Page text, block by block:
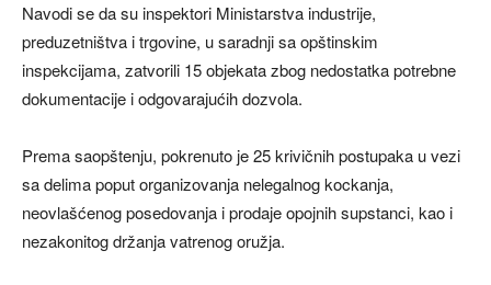
Navodi se da su inspektori Ministarstva industrije,
preduzetništva i trgovine, u saradnji sa opštinskim
inspekcijama, zatvorili 15 objekata zbog nedostatka potrebne
dokumentacije i odgovarajućih dozvola.
Prema saopštenju, pokrenuto je 25 krivičnih postupaka u vezi
sa delima poput organizovanja nelegalnog kockanja,
neovlašćenog posedovanja i prodaje opojnih supstanci, kao i
nezakonitog držanja vatrenog oružja.